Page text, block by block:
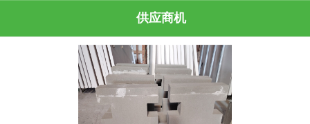
供应商机